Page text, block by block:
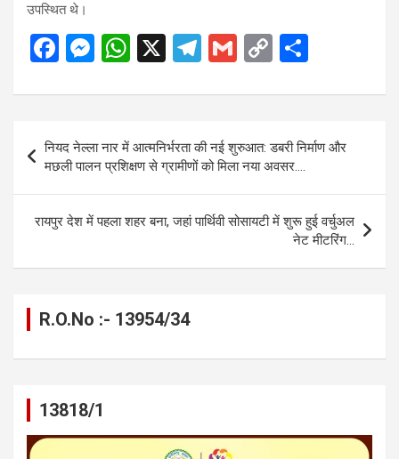
उपस्थित थे।
F
ce
o
o
k
M
se
g
er
W
at
A
p
p
X
T
e
gr
a
m
G
ail
C
py
Li
n
k
ar
e
navigation
नियद नेल्ला नार में आत्मनिर्भरता की नई शुरुआत: डबरी निर्माण और
मछली पालन प्रशिक्षण से ग्रामीणों को मिला नया अवसर….
रायपुर देश में पहला शहर बना, जहां पार्थिवी सोसायटी में शुरू हुई वर्चुअल
नेट मीटरिंग…
R.O.No :- 13954/34
13818/1